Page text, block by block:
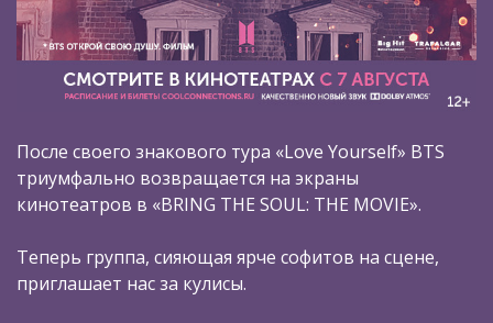
После своего знакового тура «Love Yourself» BTS
триумфально возвращается на экраны
кинотеатров в «BRING THE SOUL: THE MOVIE».
Теперь группа, сияющая ярче софитов на сцене,
приглашает нас за кулисы.